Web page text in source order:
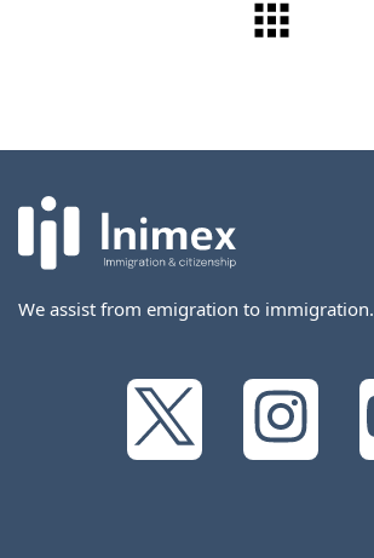
We assist from emigration to immigration.